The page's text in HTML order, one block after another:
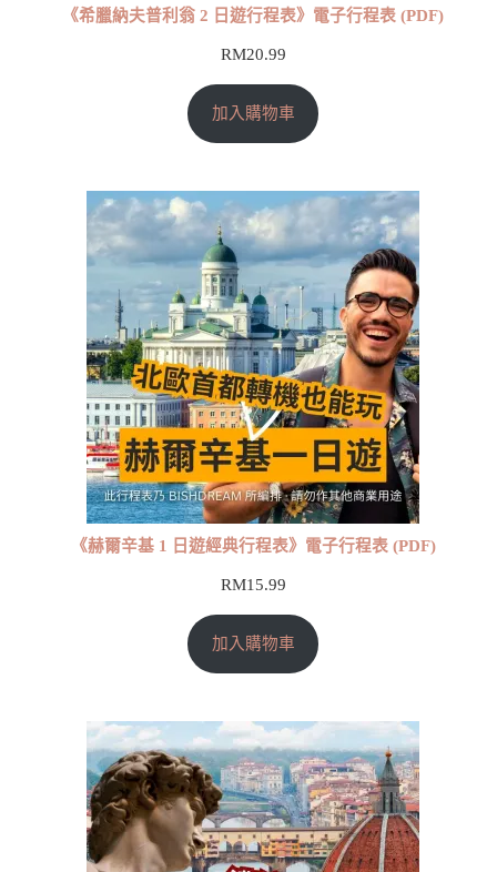
《希臘納夫普利翁 2 日遊行程表》電子行程表 (PDF)
RM20.99
加入購物車
《赫爾辛基 1 日遊經典行程表》電子行程表 (PDF)
RM15.99
加入購物車